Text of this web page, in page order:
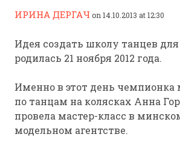
ИРИНА ДЕРГАЧ on 14.10.2013 at 12:30
Идея создать школу танцев
родилась 21 ноября 2012 года.
Именно в этот день чемпионка
по танцам на колясках Анна
провела мастер-класс в
модельном агентстве.